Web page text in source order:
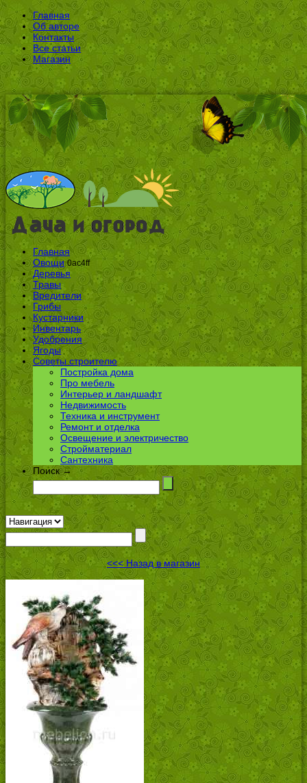
Главная
Об авторе
Контакты
Все статьи
Магазин
Главная
Овощи 0ac4ff
Деревья
Травы
Вредители
Грибы
Кустарники
Инвентарь
Удобрения
Ягоды
Советы строителю
Постройка дома
Про мебель
Интерьер и ландшафт
Недвижимость
Техника и инструмент
Ремонт и отделка
Освещение и электричество
Стройматериал
Сантехника
Поиск →
<<< Назад в магазин